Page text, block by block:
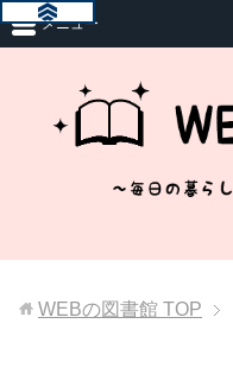
メニュー
WEBの図書館 TOP